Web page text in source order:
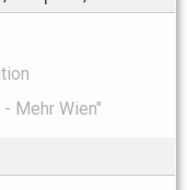
Mehr Wien"